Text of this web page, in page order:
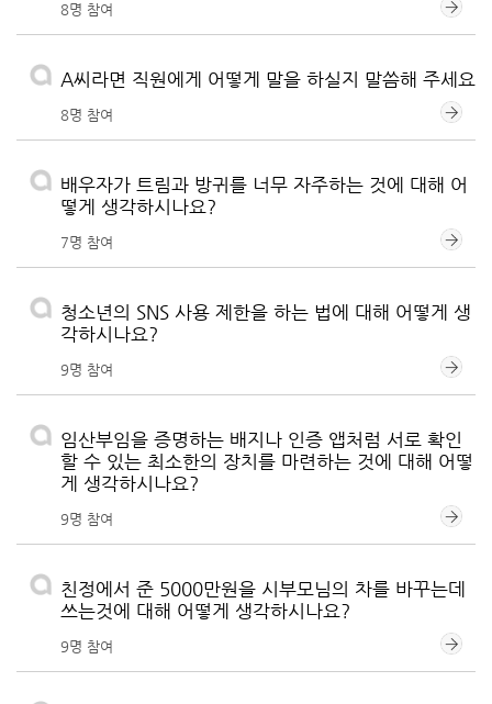
8명 참여
A씨라면 직원에게 어떻게 말을 하실지 말씀해 주세요
8명 참여
배우자가 트림과 방귀를 너무 자주하는 것에 대해 어
떻게 생각하시나요?
7명 참여
청소년의 SNS 사용 제한을 하는 법에 대해 어떻게 생
각하시나요?
9명 참여
임산부임을 증명하는 배지나 인증 앱처럼 서로 확인
할 수 있는 최소한의 장치를 마련하는 것에 대해 어떻
게 생각하시나요?
9명 참여
친정에서 준 5000만원을 시부모님의 차를 바꾸는데
쓰는것에 대해 어떻게 생각하시나요?
9명 참여